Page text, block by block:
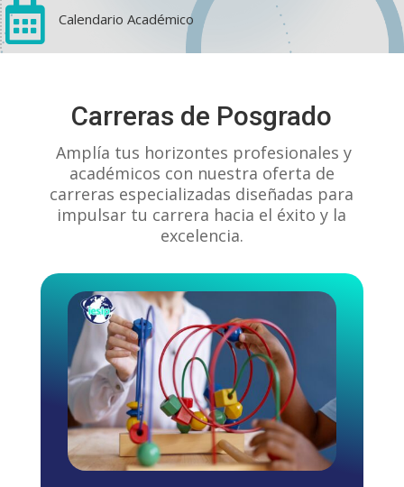
1 0
 Calendario Académico
Carreras de Posgrado
Amplía tus horizontes profesionales y
académicos con nuestra oferta de
carreras especializadas diseñadas para
impulsar tu carrera hacia el éxito y la
excelencia.